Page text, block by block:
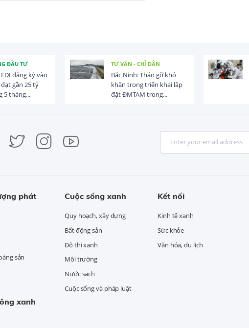
ĐẦU TƯ
đăng ký vào
gần 25 tỷ
5 tháng...
TƯ VẤN - CHỈ DẪN
Bắc Ninh: Tháo gỡ khó
khăn trong triển khai lắp
đặt ĐMTAM trong...
phát
sản
Cuộc sống xanh
Quy hoạch, xây dựng
Bất động sản
Đô thị xanh
Môi trường
Nước sạch
Cuộc sống và pháp luật
Kết nối
Kinh tế xanh
Sức khỏe
Văn hóa, du lịch
xanh